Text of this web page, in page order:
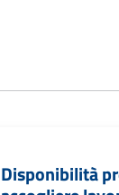
Disponibilità